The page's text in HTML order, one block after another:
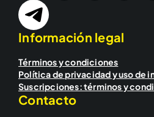
Información legal
Términos y condiciones
Política de privacidad y uso de
Suscripciones: términos y
Contacto